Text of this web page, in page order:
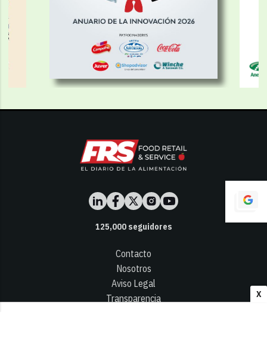
X
125,000seguidores
Contacto
Nosotros
Aviso Legal
Transparencia